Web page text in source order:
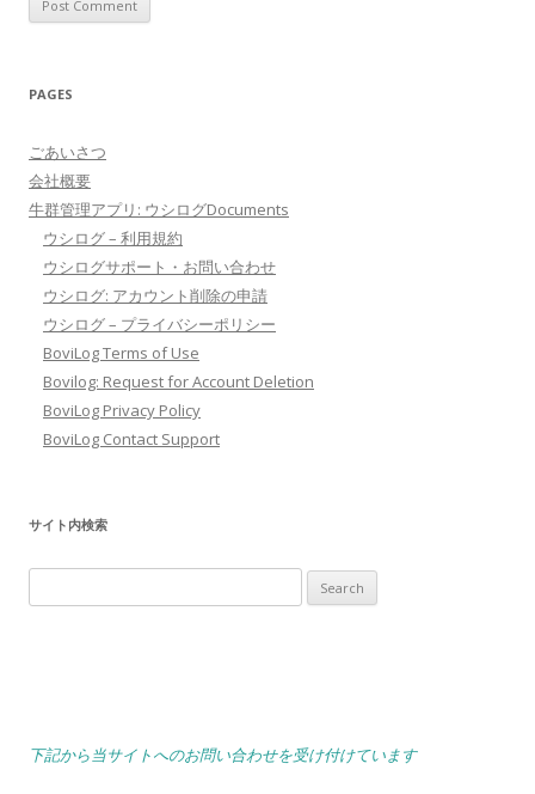
PAGES
ごあいさつ
会社概要
牛群管理アプリ: ウシログDocuments
ウシログ – 利用規約
ウシログサポート・お問い合わせ
ウシログ: アカウント削除の申請
ウシログ – プライバシーポリシー
BoviLog Terms of Use
Bovilog: Request for Account Deletion
BoviLog Privacy Policy
BoviLog Contact Support
サイト内検索
for:
下記から当サイトへのお問い合わせを受け付けています